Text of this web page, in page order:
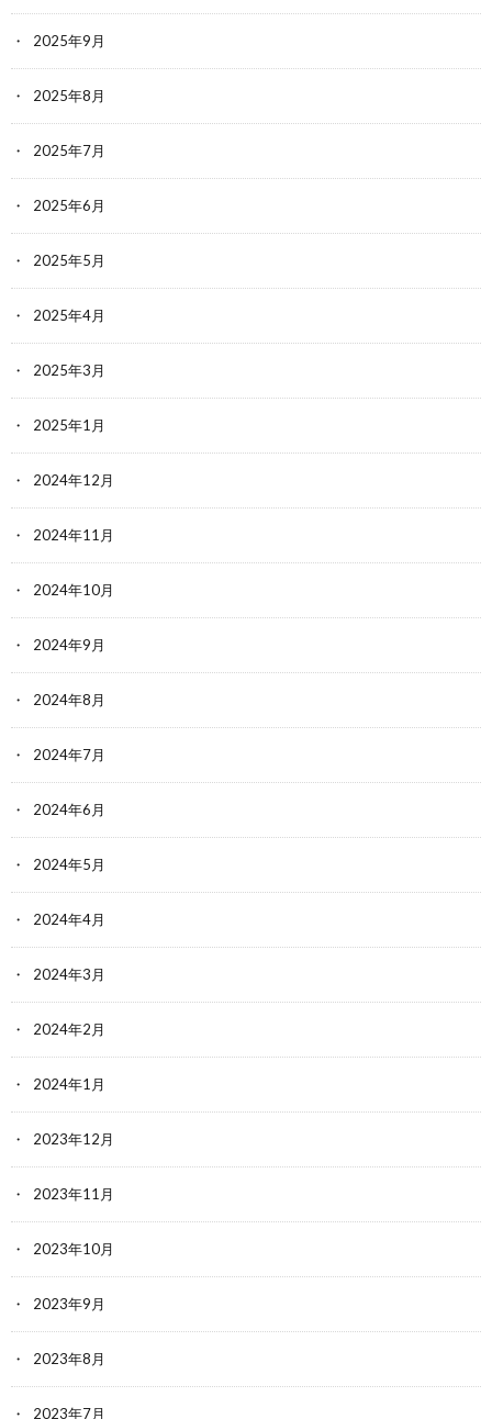
2025年9月
2025年8月
2025年7月
2025年6月
2025年5月
2025年4月
2025年3月
2025年1月
2024年12月
2024年11月
2024年10月
2024年9月
2024年8月
2024年7月
2024年6月
2024年5月
2024年4月
2024年3月
2024年2月
2024年1月
2023年12月
2023年11月
2023年10月
2023年9月
2023年8月
2023年7月